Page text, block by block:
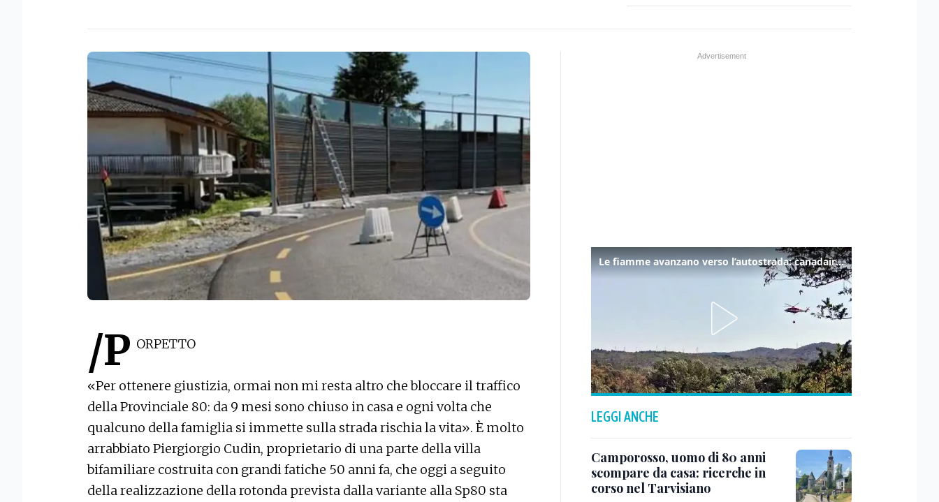
/P ORPETTO
«Per ottenere giustizia, ormai non mi resta altro che bloccare il traffico
della Provinciale 80: da 9 mesi sono chiuso in casa e ogni volta che
qualcuno della famiglia si immette sulla strada rischia la vita». È molto
arrabbiato Piergiorgio Cudin, proprietario di una parte della villa
bifamiliare costruita con grandi fatiche 50 anni fa, che oggi a seguito
della realizzazione della rotonda prevista dalla variante alla Sp80 sta
Le fiamme avanzano verso l’autostrada: canadair in azione tra Monfalcone e Duino
LEGGI ANCHE
Camporosso, uomo di 80 anni
scompare da casa: ricerche in
corso nel Tarvisiano